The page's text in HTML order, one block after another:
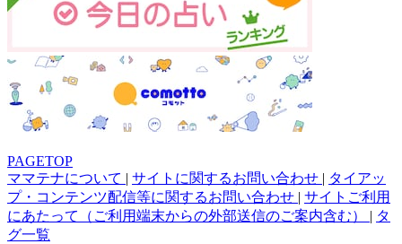
PAGETOP
ママテナについて | サイトに関するお問い合わせ | タイアッ
プ・コンテンツ配信等に関するお問い合わせ | サイトご利用
にあたって（ご利用端末からの外部送信のご案内含む） | タ
グ一覧